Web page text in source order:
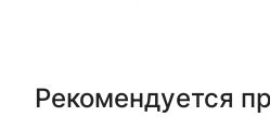
Рекомендуется